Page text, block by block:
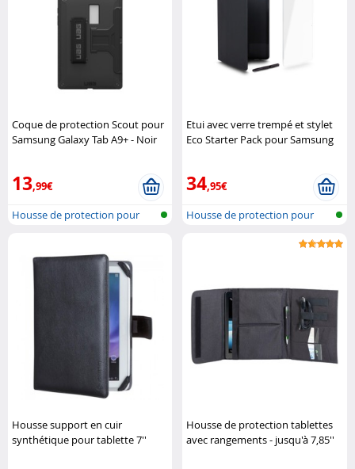
Coque de protection Scout pour
Samsung Galaxy Tab A9+ - Noir
13,99€
Housse de protection pour
Etui avec verre trempé et stylet
Eco Starter Pack pour Samsung
34,95€
Housse de protection pour
Housse support en cuir
synthétique pour tablette 7''
Housse de protection tablettes
avec rangements - jusqu'à 7,85''